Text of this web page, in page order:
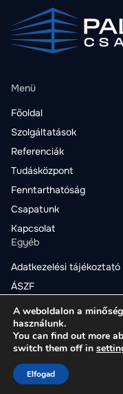
Menü
Főoldal
Szolgáltatások
Referenciák
Tudásközpont
Fenntarthatóság
Csapatunk
Kapcsolat
Egyéb
Adatkezelési tájékoztató
ÁSZF
Pallér Csarnok 2025
A weboldalon a
használunk.
You can find out more
switch them off in
Elfogad